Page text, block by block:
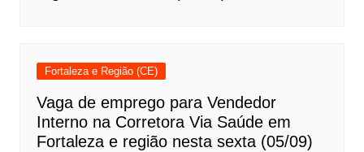
Fortaleza e Região (CE)
Vaga de emprego para Vendedor
Interno na Corretora Via Saúde em
Fortaleza e região nesta sexta (05/09)